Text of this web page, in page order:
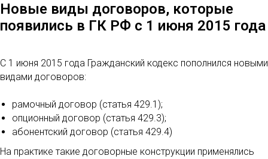
Новые виды договоров, которые
появились в ГК РФ с 1 июня 2015 года
С 1 июня 2015 года Гражданский кодекс пополнился новыми
видами договоров:
рамочный договор (статья 429.1);
опционный договор (статья 429.3);
абонентский договор (статья 429.4)
На практике такие договорные конструкции применялись